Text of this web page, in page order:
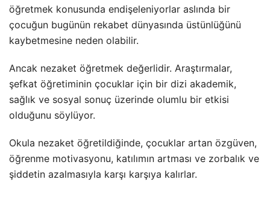
öğretmek konusunda endişeleniyorlar aslında bir
çocuğun bugünün rekabet dünyasında üstünlüğünü
kaybetmesine neden olabilir.
Ancak nezaket öğretmek değerlidir. Araştırmalar,
şefkat öğretiminin çocuklar için bir dizi akademik,
sağlık ve sosyal sonuç üzerinde olumlu bir etkisi
olduğunu söylüyor.
Okula nezaket öğretildiğinde, çocuklar artan özgüven,
öğrenme motivasyonu, katılımın artması ve zorbalık ve
şiddetin azalmasıyla karşı karşıya kalırlar.